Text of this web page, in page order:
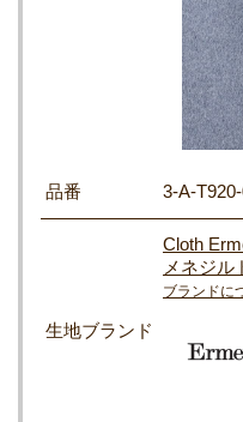
品番 3-A-
生地ブランド
Cloth
メネジル
ブランドに